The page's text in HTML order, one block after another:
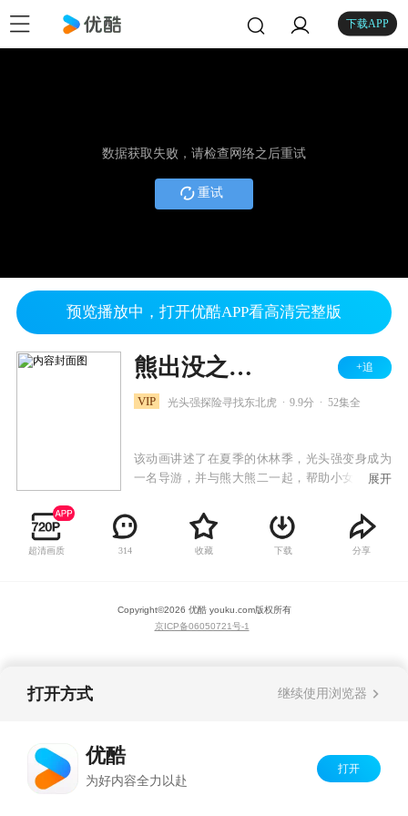
下载APP
数据获取失败，请检查网络之后重试
重试
预览播放中，打开优酷APP看高清完整版
熊出没之探险日记 +追
VIP 光头强探险寻找东北虎 9.9分 52集全
该动画讲述了在夏季的休林季，光头强变身成为
一名导游，并与熊大熊二一起，帮助小女孩赵琳
虎的探险路上，他们走过美丽神秘的森林、奇妙
的地下世界、缤纷的雪山世界……他们不仅面临
自然生存的考验，还要与盗猎者反派斗智斗勇、
展开
超清画质 314 收藏 下载 分享
Copyright©2026 优酷 youku.com版权所有
京ICP备06050721号-1
打开方式 继续使用浏览器
优酷
为好内容全力以赴
打开